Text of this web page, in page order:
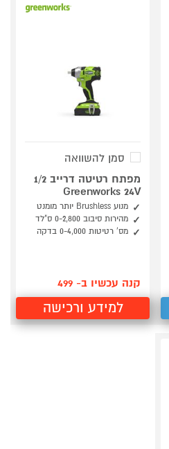
סמן להשוואה
מפתח רטיטה דרייב 1/2
Greenworks 24V
מנוע Brushless יותר מומנט
מהירות סיבוב 0-2,800 ס"לד
מס' רטיטות 0-4,000 בדקה
קנה עכשיו ב- 499
למידע ורכישה